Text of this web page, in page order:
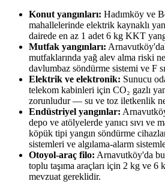
Konut yangınları: Hadımköy ve
mahallelerinde elektrik kaynaklı
dairede en az 1 adet 6 kg KKT
Mutfak yangınları:
mutfaklarında yağ alev alma riski
davlumbaz söndürme sistemi ve F
Elektrik ve elektronik: Sunucu
telekom kabinleri için CO₂ gazlı
zorunludur — su ve toz iletkenlik
Endüstriyel yangınlar:
depo ve atölyelerde yanıcı sıvı ve
köpük tipi yangın söndürme
sistemleri ve algılama-alarm
Otoyol-araç filo: Arnavutköy'da
toplu taşıma araçları için 2 kg ve 6
mevzuat gereklidir.